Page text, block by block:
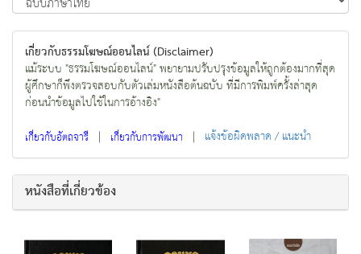
เกี่ยวกับธรรมโฆษณ์ออนไลน์ (Disclaimer)
แม้ระบบ "ธรรมโฆษณ์ออนไลน์" พยายามปรับปรุงข้อมูลให้ถูกต้องมากที่สุด
ผู้ศึกษาก็พึงตรวจสอบกับตัวเล่มหนังสือต้นฉบับ ที่มีการพิมพ์ครั้งล่าสุด
ก่อนนำข้อมูลไปใช้ในการอ้างอิง"
เกี่ยวกับอัตถจารี | เกี่ยวกับการพัฒนา | แจ้งข้อผิดพลาด / แนะนำ
หนังสือที่เกี่ยวข้อง